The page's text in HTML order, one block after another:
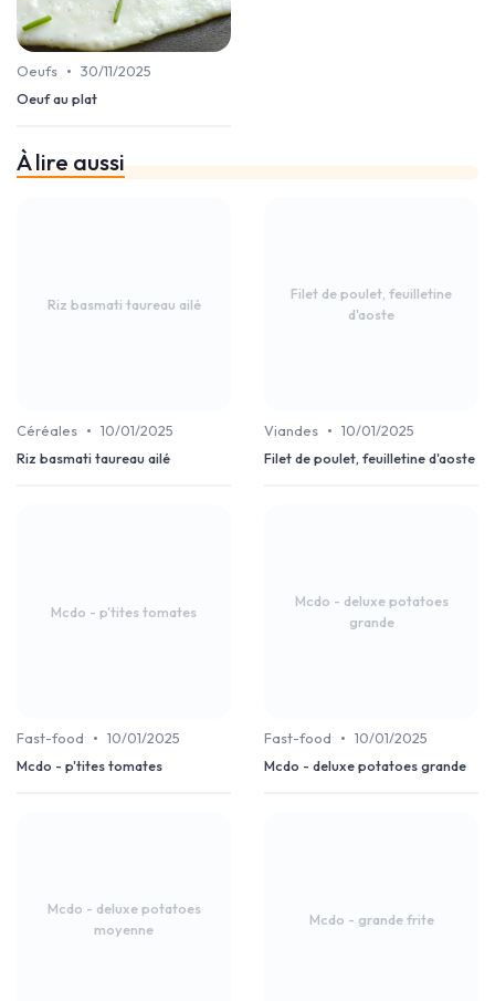
Oeufs • 30/11/2025
Oeuf au plat
À lire aussi
Riz basmati taureau ailé
Céréales • 10/01/2025
Riz basmati taureau ailé
Filet de poulet, feuilletine
d'aoste
Viandes • 10/01/2025
Filet de poulet, feuilletine d'aoste
Mcdo - p'tites tomates
Fast-food • 10/01/2025
Mcdo - p'tites tomates
Mcdo - deluxe potatoes
grande
Fast-food • 10/01/2025
Mcdo - deluxe potatoes grande
Mcdo - deluxe potatoes
moyenne
Mcdo - grande frite